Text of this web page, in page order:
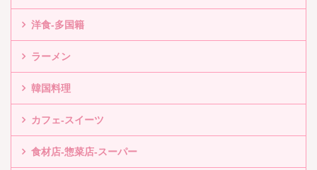
洋食-多国籍
ラーメン
韓国料理
カフェ-スイーツ
食材店-惣菜店-スーパー